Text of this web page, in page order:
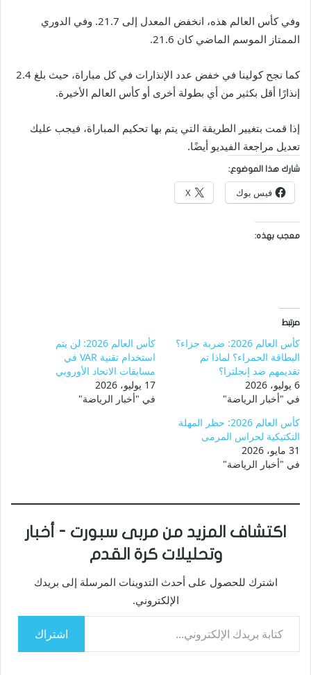
وفي كأس العالم هذه، انخفض المعدل إلى 21.7. وفي الدوري
الممتاز الموسم الماضي كان 21.6.
كما نجح كولينا في خفض عدد الإنذارات في كل مباراة، حيث بلغ 2.4
إنذارًا أقل بكثير من أي بطولة أخرى أو كأس العالم الأخيرة.
إذا قمت بتغيير الطريقة التي يتم بها تحكيم المباراة، فيجب عليك
تعديل مراجعة الفيديو أيضًا.
شارك هذا الموضوع:
فيس بوك X
معجب بهذه:
مرتبط
كأس العالم 2026: ضربة جزاء؟
البطاقة الحمراء؟ لماذا تم
تقديمهم ضد إنجلترا؟
6 يوليو، 2026
في "أخبار الرياضة"
كأس العالم 2026: لن يتم
استخدام تقنية VAR في
مسابقات الاتحاد الأوروبي
17 يوليو، 2026
في "أخبار الرياضة"
كأس العالم 2026: حظر المهلة
التكتيكية لحراس المرمى
31 مايو، 2026
في "أخبار الرياضة"
اكتشاف المزيد من مربى سبورت - أخبار
وتحليلات كرة القدم
اشترك للحصول على أحدث التدوينات المرسلة إلى بريدك
الإلكتروني.
كتابة بريدك الإلكتروني...
اشتراك